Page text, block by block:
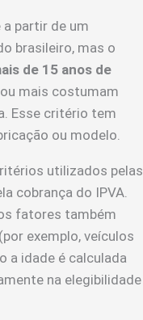
partir de um
brasileiro, mas o
de 15 anos de
mais costumam
Esse critério tem
ou modelo.
utilizados pelas
cobrança do IPVA.
fatores também
exemplo, veículos
a idade é calculada
na elegibilidade